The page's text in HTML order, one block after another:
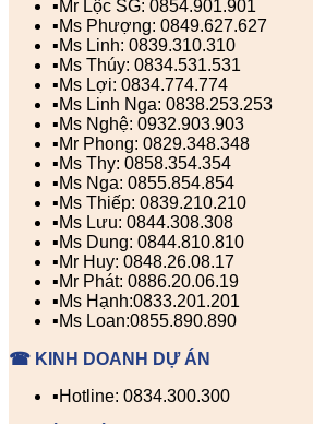
▪️Mr Lộc SG: 0854.901.901
▪️Ms Phượng: 0849.627.627
▪️Ms Linh: 0839.310.310
▪️Ms Thúy: 0834.531.531
▪️Ms Lợi: 0834.774.774
▪️Ms Linh Nga: 0838.253.253
▪️Ms Nghệ: 0932.903.903
▪️Mr Phong: 0829.348.348
▪️Ms Thy: 0858.354.354
▪️Ms Nga: 0855.854.854
▪️Ms Thiếp: 0839.210.210
▪️Ms Lưu: 0844.308.308
▪️Ms Dung: 0844.810.810
▪️Mr Huy: 0848.26.08.17
▪️Mr Phát: 0886.20.06.19
▪️Ms Hạnh:0833.201.201
▪️Ms Loan:0855.890.890
☎ KINH DOANH DỰ ÁN
▪️Hotline: 0834.300.300